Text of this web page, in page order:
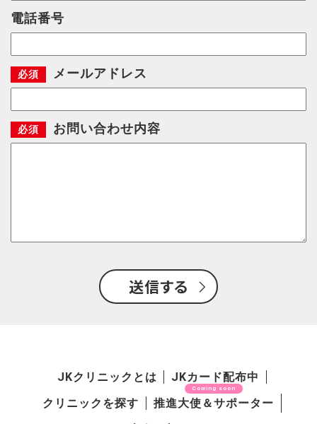
電話番号
メールアドレス
お問い合わせ内容
送信する
JKクリニックとは
JKカード配布中
クリニックを探す
推進大使＆サポーター